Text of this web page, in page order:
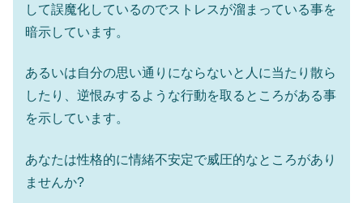
して誤魔化しているのでストレスが溜まっている事を
暗示しています。
あるいは自分の思い通りにならないと人に当たり散ら
したり、逆恨みするような行動を取るところがある事
を示しています。
あなたは性格的に情緒不安定で威圧的なところがあり
ませんか?